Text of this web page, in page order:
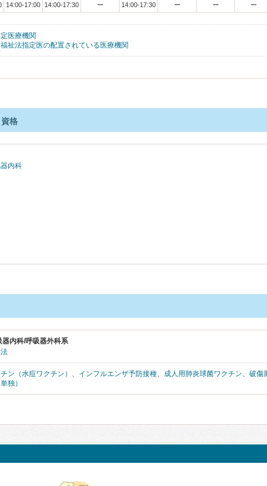
14:00-17:00 14:00-17:30 ー 14:00-17:30 ー ー ー
医療機関
祉法指定医の配置されている医療機関
格
内科
器内科/呼吸器外科系
ン（水痘ワクチン） 、 インフルエンザ予防接種、 成人用肺炎球菌ワクチン、 破傷
独）